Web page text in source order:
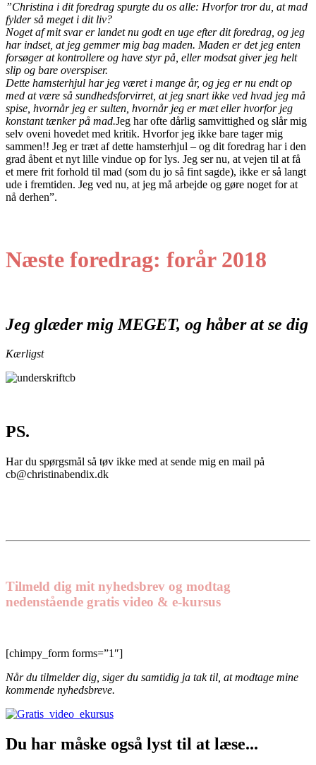
”Christina i dit foredrag spurgte du os alle: Hvorfor tror du, at mad
fylder så meget i dit liv?
Noget af mit svar er landet nu godt en uge efter dit foredrag, og jeg
har indset, at jeg gemmer mig bag maden. Maden er det jeg enten
forsøger at kontrollere og have styr på, eller modsat giver jeg helt
slip og bare overspiser.
Dette hamsterhjul har jeg været i mange år, og jeg er nu endt op
med at være så sundhedsforvirret, at jeg snart ikke ved hvad jeg må
spise, hvornår jeg er sulten, hvornår jeg er mæt eller hvorfor jeg
konstant tænker på mad.Jeg har ofte dårlig samvittighed og slår mig
selv oveni hovedet med kritik. Hvorfor jeg ikke bare tager mig
sammen!! Jeg er træt af dette hamsterhjul – og dit foredrag har i den
grad åbent et nyt lille vindue op for lys. Jeg ser nu, at vejen til at få
et mere frit forhold til mad (som du jo så fint sagde), ikke er så langt
ude i fremtiden. Jeg ved nu, at jeg må arbejde og gøre noget for at
nå derhen”.
Næste foredrag: forår 2018
Jeg glæder mig MEGET, og håber at se dig
Kærligst
PS.
Har du spørgsmål så tøv ikke med at sende mig en mail på
cb@christinabendix.dk
Tilmeld dig mit nyhedsbrev og modtag
nedenstående gratis video & e-kursus
[chimpy_form forms=”1″]
Når du tilmelder dig, siger du samtidig ja tak til, at modtage mine
kommende nyhedsbreve.
Du har måske også lyst til at læse...